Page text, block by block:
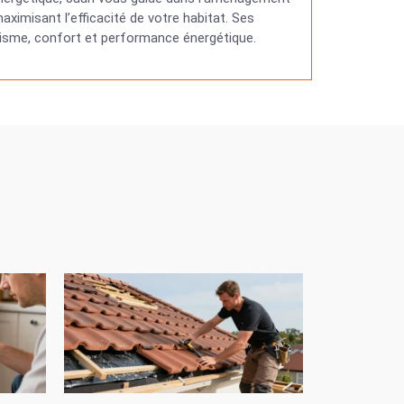
l’efficacité de votre habitat. Ses
confort et performance énergétique.